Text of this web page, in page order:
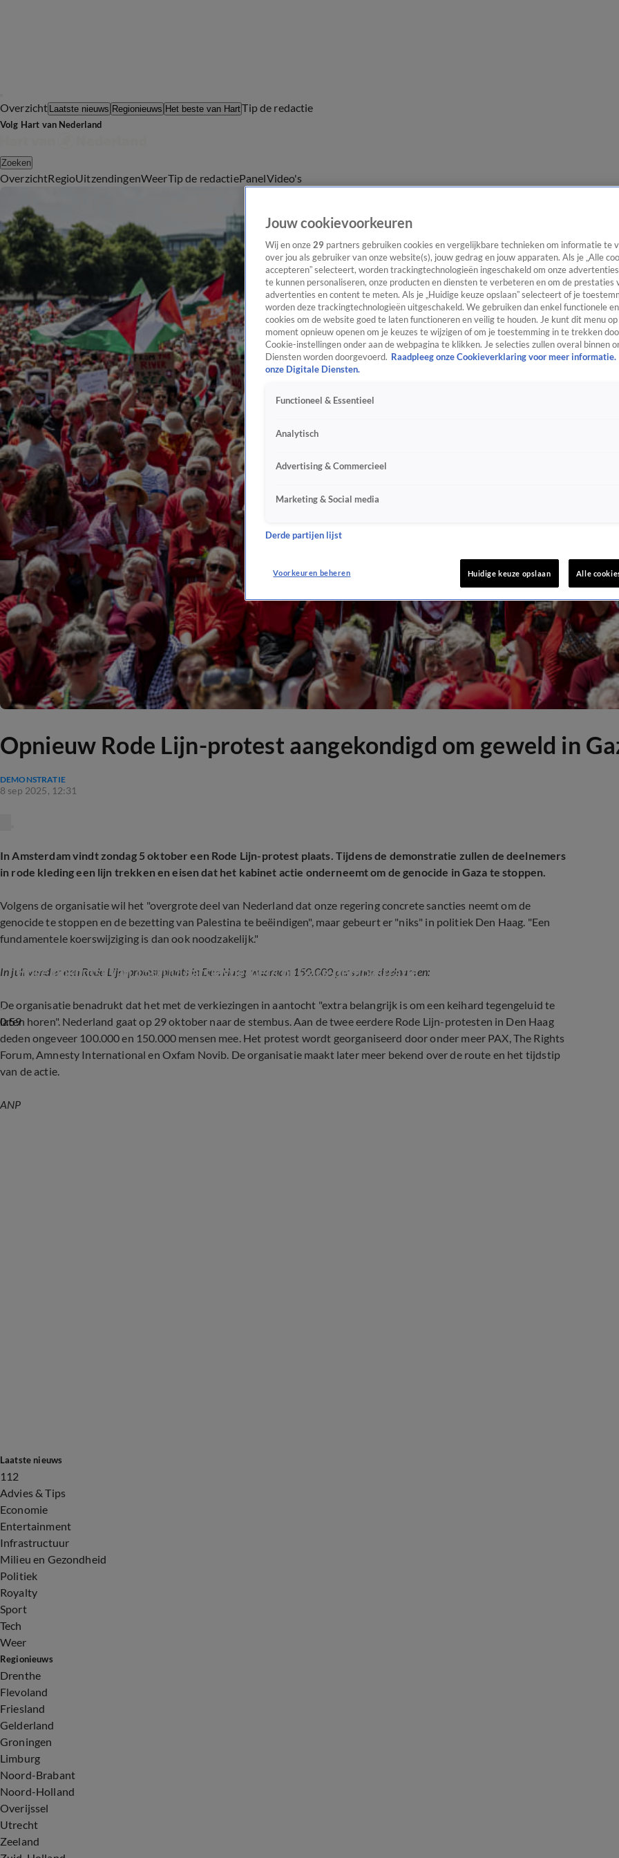
Overzicht Laatste nieuws Regionieuws Het beste van HartTip de redactie
Volg Hart van Nederland
Zoeken
OverzichtRegioUitzendingenWeerTip de redactiePanelVideo's
Opnieuw Rode Lijn-protest aangekondigd om geweld in
DEMONSTRATIE
8 sep 2025, 12:31
In Amsterdam vindt zondag 5 oktober een Rode Lijn-protest plaats. Tijdens de demonstratie zullen de deelnemers
in rode kleding een lijn trekken en eisen dat het kabinet actie onderneemt om de genocide in Gaza te stoppen.
Volgens de organisatie wil het "overgrote deel van Nederland dat onze regering concrete sancties neemt om de
genocide te stoppen en de bezetting van Palestina te beëindigen", maar gebeurt er "niks" in politiek Den Haag. "Een
fundamentele koerswijziging is dan ook noodzakelijk."
In juli vond er een Rode Lijn-protest plaats in Den Haag, waaraan 150.000 personen deelnamen:
0:59
Hoge opkomst van 150.000 actievoerders bij Gaza-demonstratie
De organisatie benadrukt dat het met de verkiezingen in aantocht "extra belangrijk is om een keihard tegengeluid te
laten horen". Nederland gaat op 29 oktober naar de stembus. Aan de twee eerdere Rode Lijn-protesten in Den Haag
deden ongeveer 100.000 en 150.000 mensen mee. Het protest wordt georganiseerd door onder meer PAX, The Rights
Forum, Amnesty International en Oxfam Novib. De organisatie maakt later meer bekend over de route en het tijdstip
van de actie.
ANP
Laatste nieuws
112
Advies & Tips
Economie
Entertainment
Infrastructuur
Milieu en Gezondheid
Politiek
Royalty
Sport
Tech
Weer
Regionieuws
Drenthe
Flevoland
Friesland
Gelderland
Groningen
Limburg
Noord-Brabant
Noord-Holland
Overijssel
Utrecht
Zeeland
Jouw cookievoorkeuren
Wij en onze 29 partners gebruiken cookies en vergelijkbare technieken om informatie te
over jou als gebruiker van onze website(s), jouw gedrag en jouw apparaten. Als je „Alle
accepteren” selecteert, worden trackingtechnologieën ingeschakeld om onze
te kunnen personaliseren, onze producten en diensten te verbeteren en om de prestaties
advertenties en content te meten. Als je „Huidige keuze opslaan” selecteert of je
worden deze trackingtechnologieën uitgeschakeld. We gebruiken dan enkel functionele
cookies om de website goed te laten functioneren en veilig te houden. Je kunt dit menu
moment opnieuw openen om je keuzes te wijzigen of om je toestemming in te trekken
Cookie-instellingen onder aan de webpagina te klikken. Je selecties zullen overal binnen
Diensten worden doorgevoerd. Raadpleeg onze Cookieverklaring voor meer informatie.
onze Digitale Diensten.
Functioneel & Essentieel
Analytisch
Advertising & Commercieel
Marketing & Social media
Derde partijen lijst
Voorkeuren beheren Huidige keuze opslaan Alle